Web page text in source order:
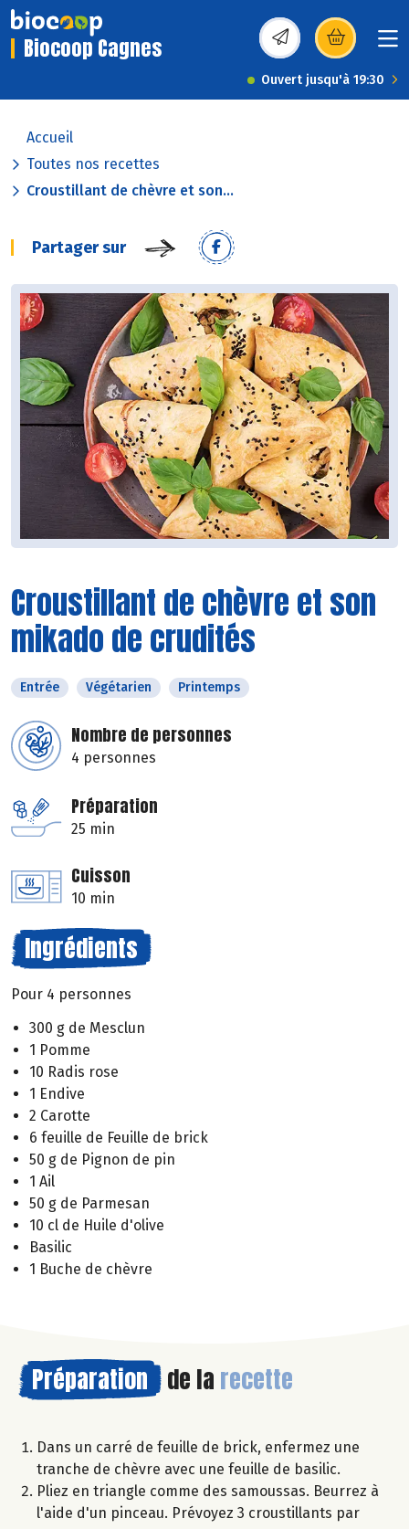
Biocoop Cagnes (s’ouvre dans une
Ouvert jusqu'à 19:30
Accueil
Toutes nos recettes
Croustillant de chèvre et son...
Partager sur
Croustillant de chèvre et son
mikado de crudités
Entrée Végétarien Printemps
Nombre de personnes
4 personnes
Préparation
25 min
Cuisson
10 min
Ingrédients
Pour 4 personnes
300 g de Mesclun
1 Pomme
10 Radis rose
1 Endive
2 Carotte
6 feuille de Feuille de brick
50 g de Pignon de pin
1 Ail
50 g de Parmesan
10 cl de Huile d'olive
Basilic
1 Buche de chèvre
Préparation de la recette
Dans un carré de feuille de brick, enfermez une
tranche de chèvre avec une feuille de basilic.
Pliez en triangle comme des samoussas. Beurrez à
l'aide d'un pinceau. Prévoyez 3 croustillants par